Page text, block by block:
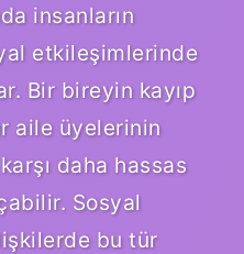
insanların
etkileşimlerinde
Bir bireyin kayıp
aile üyelerinin
daha hassas
Sosyal
bu tür